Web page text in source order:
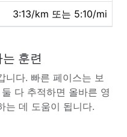
3:13/km 또는 5:10/mi
훈련
니다. 빠른 페이스는 보
다 추적하면 올바른 영
는 데 도움이 됩니다.